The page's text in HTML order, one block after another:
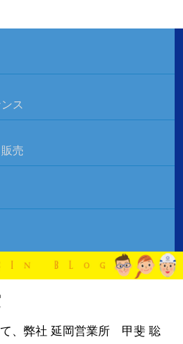
ス
売
て、弊社 延岡営業所 甲斐 聡